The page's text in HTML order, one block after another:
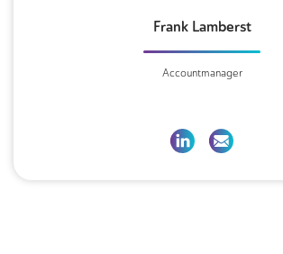
Frank Lamberst
Accountmanager